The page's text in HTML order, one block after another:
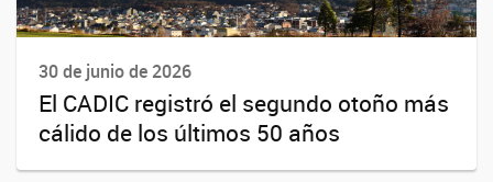
30 de junio de 2026
El CADIC registró el segundo otoño más
cálido de los últimos 50 años